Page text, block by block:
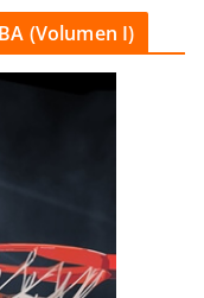
(Volumen I)